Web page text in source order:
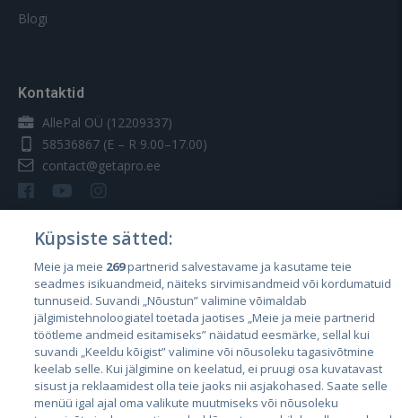
Blogi
Kontaktid
AllePal OÜ (12209337)
58536867 (E – R 9.00–17.00)
contact@getapro.ee
Riigid
Eesti
Läti
Leedu
Küpsiste sätted:
Meie ja meie 269partnerid salvestavame ja kasutame teie
seadmes isikuandmeid, näiteks sirvimisandmeid või kordumatuid
tunnuseid. Suvandi „Nõustun” valimine võimaldab
jälgimistehnoloogiatel toetada jaotises „Meie ja meie partnerid
töötleme andmeid esitamiseks” näidatud eesmärke, sellal kui
suvandi „Keeldu kõigist” valimine või nõusoleku tagasivõtmine
keelab selle. Kui jälgimine on keelatud, ei pruugi osa kuvatavast
sisust ja reklaamidest olla teie jaoks nii asjakohased. Saate selle
menüü igal ajal oma valikute muutmiseks või nõusoleku